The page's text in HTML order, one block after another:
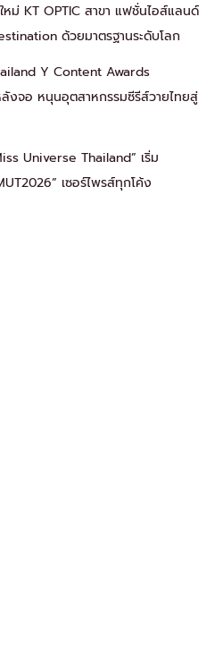
หม่ KT OPTIC สาขา แฟชั่นไอส์แลนด์
ด้วยมาตรฐานระดับโลก
Y Content Awards
งจอ หนุนอุตสาหกรรมซีรีส์วายไทยสู่
Universe Thailand” เริ่ม
เซอร์ไพรส์ทุกโค้ง